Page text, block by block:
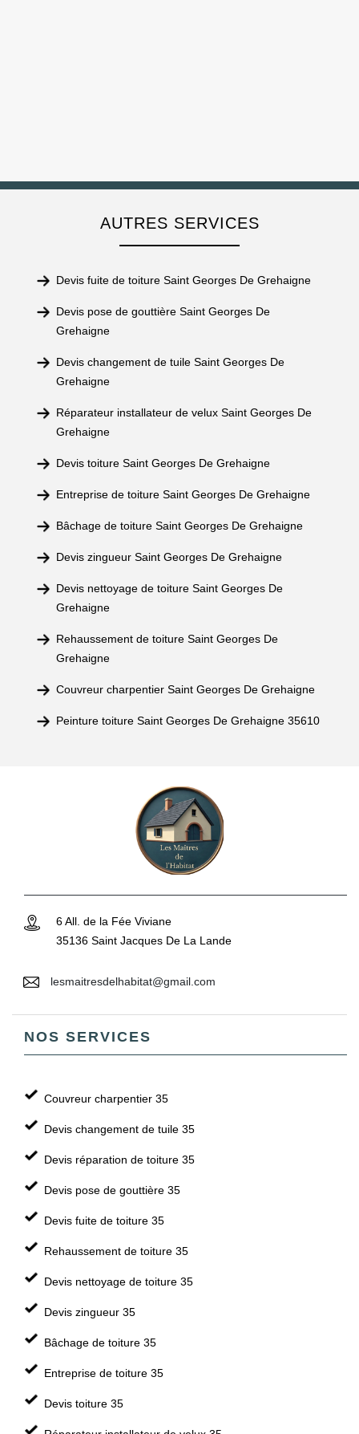
AUTRES SERVICES
Devis fuite de toiture Saint Georges De Grehaigne
Devis pose de gouttière Saint Georges De
Grehaigne
Devis changement de tuile Saint Georges De
Grehaigne
Réparateur installateur de velux Saint Georges De
Grehaigne
Devis toiture Saint Georges De Grehaigne
Entreprise de toiture Saint Georges De Grehaigne
Bâchage de toiture Saint Georges De Grehaigne
Devis zingueur Saint Georges De Grehaigne
Devis nettoyage de toiture Saint Georges De
Grehaigne
Rehaussement de toiture Saint Georges De
Grehaigne
Couvreur charpentier Saint Georges De Grehaigne
Peinture toiture Saint Georges De Grehaigne 35610
6 All. de la Fée Viviane
35136 Saint Jacques De La Lande
lesmaitresdelhabitat@gmail.com
NOS SERVICES
Couvreur charpentier 35
Devis changement de tuile 35
Devis réparation de toiture 35
Devis pose de gouttière 35
Devis fuite de toiture 35
Rehaussement de toiture 35
Devis nettoyage de toiture 35
Devis zingueur 35
Bâchage de toiture 35
Entreprise de toiture 35
Devis toiture 35